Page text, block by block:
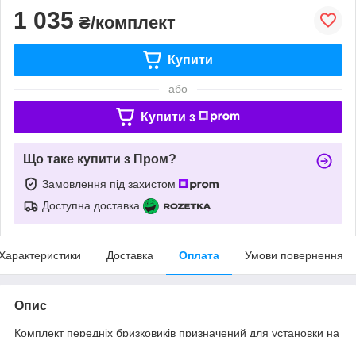
1 035 ₴/комплект
Купити
або
Купити з
Що таке купити з Пром?
Замовлення під захистом
Доступна доставка
Доставка Оплата Умови повернення
Опис
Комплект передніх бризковиків призначений для установки на